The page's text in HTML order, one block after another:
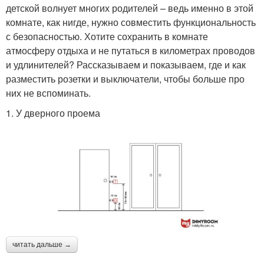
детской волнует многих родителей – ведь именно в этой
комнате, как нигде, нужно совместить функциональность
с безопасностью. Хотите сохранить в комнате
атмосферу отдыха и не путаться в километрах проводов
и удлинителей? Рассказываем и показываем, где и как
разместить розетки и выключатели, чтобы больше про
них не вспоминать.
1. У дверного проема
читать дальше →